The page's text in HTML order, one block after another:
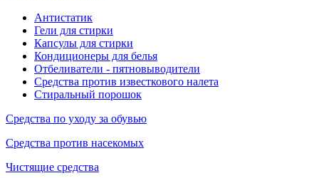
Антистатик
Гели для стирки
Капсулы для стирки
Кондиционеры для белья
Отбеливатели - пятновыводители
Средства против известкового налета
Стиральный порошок
Средства по уходу за обувью
Средства против насекомых
Чистящие средства